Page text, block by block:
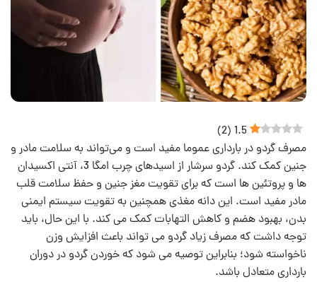
1.5
(
2
)
مصرف گردو در بارداری عموما مفید است و می‌تواند به سلامت مادر و
جنین کمک کند. گردو سرشار از اسیدهای چرب امگا 3، آنتی‌ اکسیدان‌
ها و پروتئین‌ ها است که برای تقویت مغز جنین و حفظ سلامت قلب
مادر مفید است. این دانه مغذی همچنین به تقویت سیستم ایمنی
بدن، بهبود هضم و کاهش التهابات کمک می‌ کند. با این حال، باید
توجه داشت که مصرف زیاد گردو می‌ تواند باعث افزایش وزن
ناخواسته شود؛ بنابراین توصیه می‌ شود که خوردن گردو در دوران
بارداری متعادل باشد.